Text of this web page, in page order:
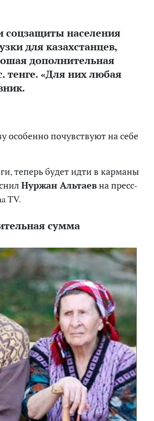
соцзащиты населения
для казахстанцев,
дополнительная
тенге. «Для них любая
почувствуют на себе
теперь будет идти в карманы
Нуржан Альтаевна пресс-
TV.
сумма